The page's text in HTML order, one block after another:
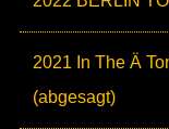
2021 In The Ä
(abgesagt)